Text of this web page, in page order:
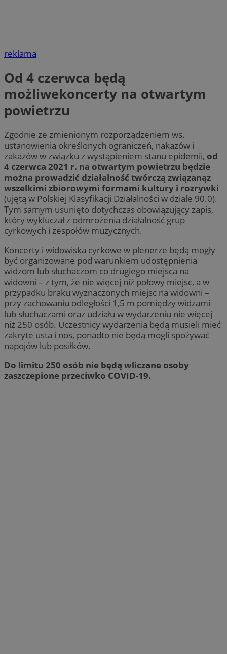
reklama
Od 4 czerwca będą
możliwekoncerty na otwartym
powietrzu
Zgodnie ze zmienionym rozporządzeniem ws.
ustanowienia określonych ograniczeń, nakazów i
zakazów w związku z wystąpieniem stanu epidemii, od
4 czerwca 2021 r. na otwartym powietrzu będzie
można prowadzić działalność twórczą związanąz
wszelkimi zbiorowymi formami kultury i rozrywki
(ujętą w Polskiej Klasyfikacji Działalności w dziale 90.0).
Tym samym usunięto dotychczas obowiązujący zapis,
który wykluczał z odmrożenia działalność grup
cyrkowych i zespołów muzycznych.
Koncerty i widowiska cyrkowe w plenerze będą mogły
być organizowane pod warunkiem udostępnienia
widzom lub słuchaczom co drugiego miejsca na
widowni – z tym, że nie więcej niż połowy miejsc, a w
przypadku braku wyznaczonych miejsc na widowni –
przy zachowaniu odległości 1,5 m pomiędzy widzami
lub słuchaczami oraz udziału w wydarzeniu nie więcej
niż 250 osób. Uczestnicy wydarzenia będą musieli mieć
zakryte usta i nos, ponadto nie będą mogli spożywać
napojów lub posiłków.
Do limitu 250 osób nie będą wliczane osoby
zaszczepione przeciwko COVID-19.